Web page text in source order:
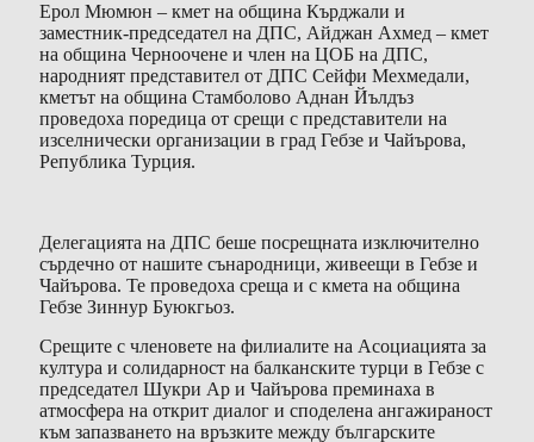
Ерол Мюмюн – кмет на община Кърджали и
заместник-председател на ДПС, Айджан Ахмед – кмет
на община Черноочене и член на ЦОБ на ДПС,
народният представител от ДПС Сейфи Мехмедали,
кметът на община Стамболово Аднан Йълдъз
проведоха поредица от срещи с представители на
изселнически организации в град Гебзе и Чайърова,
Република Турция.
Делегацията на ДПС беше посрещната изключително
сърдечно от нашите сънародници, живеещи в Гебзе и
Чайърова. Те проведоха среща и с кмета на община
Гебзе Зиннур Буюкгьоз.
Срещите с членовете на филиалите на Асоциацията за
култура и солидарност на балканските турци в Гебзе с
председател Шукри Ар и Чайърова преминаха в
атмосфера на открит диалог и споделена ангажираност
към запазването на връзките между българските